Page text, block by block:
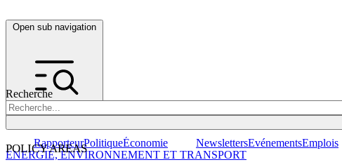
Open sub navigation
Recherche
POLICY AREAS
RapporteurPolitiqueÉconomie NewslettersEvénementsEmplois
ENERGIE, ENVIRONNEMENT ET TRANSPORT